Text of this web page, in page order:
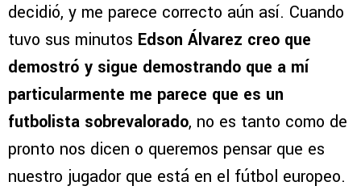
decidió, y me parece correcto aún así. Cuando
tuvo sus minutos Edson Álvarez creo que
demostró y sigue demostrando que a mí
particularmente me parece que es un
futbolista sobrevalorado, no es tanto como de
pronto nos dicen o queremos pensar que es
nuestro jugador que está en el fútbol europeo.